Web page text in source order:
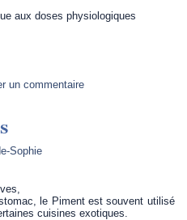
aux doses physiologiques
un commentaire
Sophie
le Piment est souvent utilisé
cuisines exotiques.